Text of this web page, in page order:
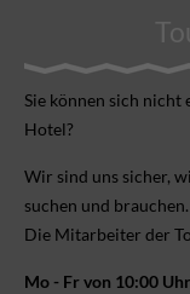
Sie können sich nicht
Hotel?
Wir sind uns sicher,
suchen und
Die Mitarbeiter der
Mo - Fr von 10:00